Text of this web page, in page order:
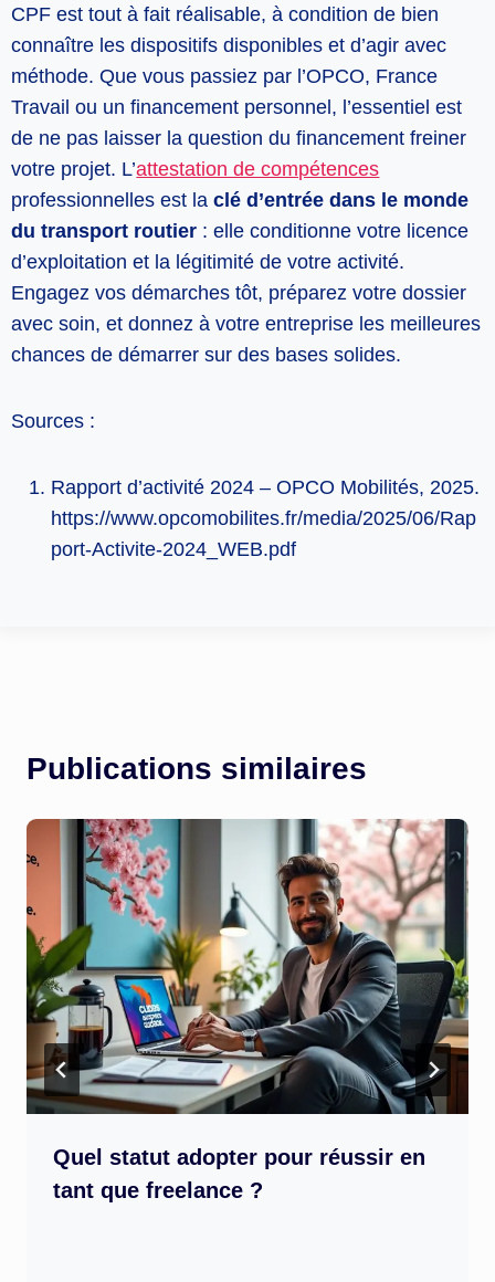
CPF est tout à fait réalisable, à condition de bien
connaître les dispositifs disponibles et d’agir avec
méthode. Que vous passiez par l’OPCO, France
Travail ou un financement personnel, l’essentiel est
de ne pas laisser la question du financement freiner
votre projet. L’attestation de compétences
professionnelles est laclé d’entrée dans le monde
du transport routier : elle conditionne votre licence
d’exploitation et la légitimité de votre activité.
Engagez vos démarches tôt, préparez votre dossier
avec soin, et donnez à votre entreprise les meilleures
chances de démarrer sur des bases solides.
Sources :
Rapport d’activité 2024 – OPCO Mobilités, 2025.
https://www.opcomobilites.fr/media/2025/06/Rap
port-Activite-2024_WEB.pdf
Publications similaires
Quel statut adopter pour réussir en
tant que freelance ?